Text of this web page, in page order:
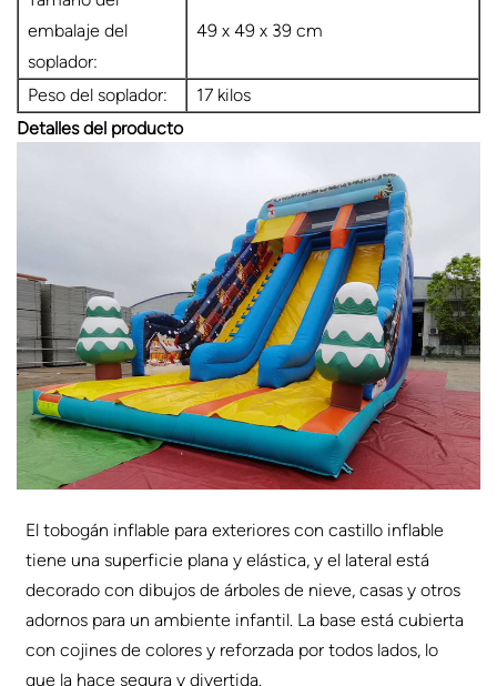
embalaje del
soplador:
49 x 49 x 39 cm
Peso del soplador:
17 kilos
Detalles del producto
El tobogán inflable para exteriores con castillo inflable
tiene una superficie plana y elástica, y el lateral está
decorado con dibujos de árboles de nieve, casas y otros
adornos para un ambiente infantil. La base está cubierta
con cojines de colores y reforzada por todos lados, lo
que la hace segura y divertida.